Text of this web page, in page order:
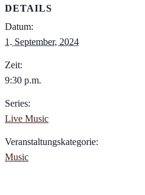
DETAILS
Datum:
1. September, 2024
Zeit:
9:30 p.m.
Series:
Live Music
Veranstaltungskategorie:
Music